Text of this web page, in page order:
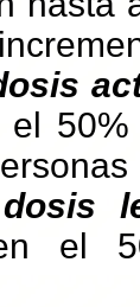
el
dosis
el